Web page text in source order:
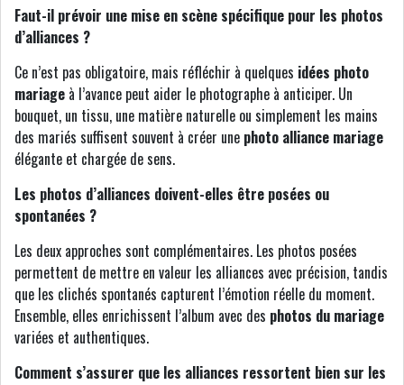
Faut-il prévoir une mise en scène spécifique pour les photos
d’alliances ?
Ce n’est pas obligatoire, mais réfléchir à quelques idées photo
mariage à l’avance peut aider le photographe à anticiper. Un
bouquet, un tissu, une matière naturelle ou simplement les mains
des mariés suffisent souvent à créer une photo alliance mariage
élégante et chargée de sens.
Les photos d’alliances doivent-elles être posées ou
spontanées ?
Les deux approches sont complémentaires. Les photos posées
permettent de mettre en valeur les alliances avec précision, tandis
que les clichés spontanés capturent l’émotion réelle du moment.
Ensemble, elles enrichissent l’album avec des photos du mariage
variées et authentiques.
Comment s’assurer que les alliances ressortent bien sur les